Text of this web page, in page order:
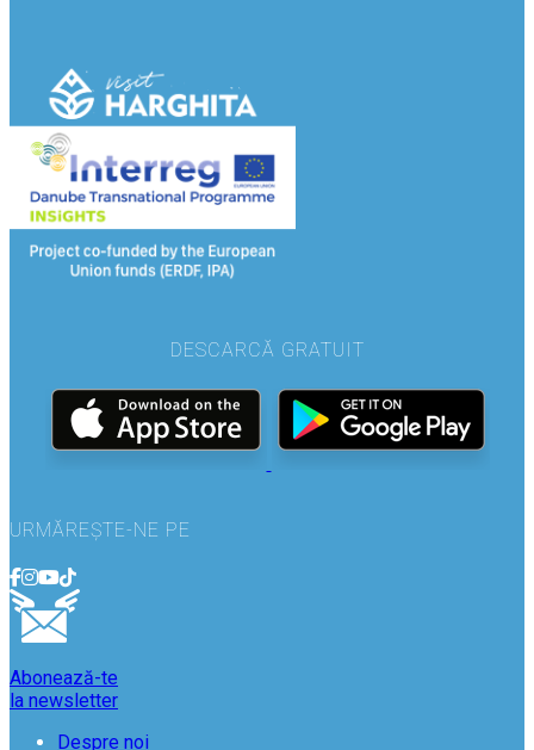
DESCARCĂ GRATUIT
URMĂREȘTE-NE PE
Abonează-te
la newsletter
Despre noi